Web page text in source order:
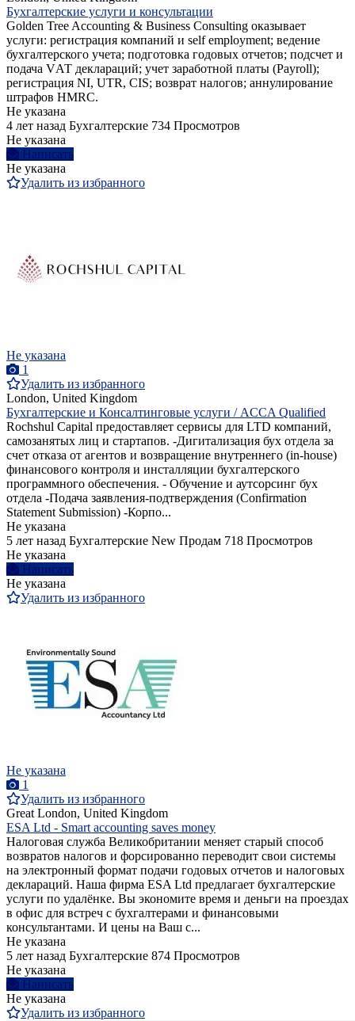
Бухгалтерские услуги и консультации
Golden Tree Accounting & Business Consulting оказывает
услуги: регистрация компаний и self employment; ведение
бухгалтерского учета; подготовка годовых отчетов; подсчет и
подача VАТ деклараций; учет заработной платы (Payroll);
регистрация NI, UTR, CIS; возврат налогов; аннулирование
штрафов HMRC.
Не указана
4 лет назад Бухгалтерские 734 Просмотров
Не указана
Написать
Не указана
Удалить из избранного
Не указана
1
Удалить из избранного
London, United Kingdom
Бухгалтерские и Консалтинговые услуги / ACCA Qualified
Rochshul Capital предоставляет сервисы для LTD компаний,
самозанятых лиц и стартапов. -Дигитализация бух отдела за
счет отказа от агентов и возвращение внутреннего (in-house)
финансового контроля и инсталляции бухгалтерского
программного обеспечения. - Обучение и аутсорсинг бух
отдела -Подача заявления-подтверждения (Confirmation
Statement Submission) -Корпо...
Не указана
5 лет назад Бухгалтерские New Продам 718 Просмотров
Не указана
Написать
Не указана
Удалить из избранного
Не указана
1
Удалить из избранного
Great London, United Kingdom
ESA Ltd - Smart accounting saves money
Налоговая служба Великобритании меняет старый способ
возвратов налогов и форсированно переводит свои системы
на электронный формат подачи годовых отчетов и налоговых
деклараций. Наша фирма ESA Ltd предлагает бухгалтерские
услуги по удалёнке. Вы экономите время и деньги на проездах
в офис для встреч с бухгалтерами и финансовыми
консультантами. И цены на Ваш с...
Не указана
5 лет назад Бухгалтерские 874 Просмотров
Не указана
Написать
Не указана
Удалить из избранного